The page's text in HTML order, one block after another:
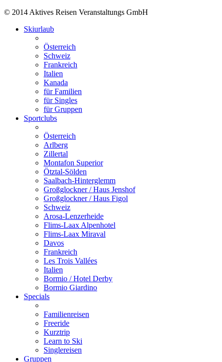
© 2014 Aktives Reisen Veranstaltungs GmbH
Skiurlaub
Österreich
Schweiz
Frankreich
Italien
Kanada
für Familien
für Singles
für Gruppen
Sportclubs
Österreich
Arlberg
Zillertal
Montafon Superior
Ötztal-Sölden
Saalbach-Hinterglemm
Großglockner / Haus Jenshof
Großglockner / Haus Figol
Schweiz
Arosa-Lenzerheide
Flims-Laax Alpenhotel
Flims-Laax Miraval
Davos
Frankreich
Les Trois Vallées
Italien
Bormio / Hotel Derby
Bormio Giardino
Specials
Familienreisen
Freeride
Kurztrip
Learn to Ski
Singlereisen
Gruppen